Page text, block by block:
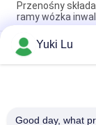
Przenośny
ramy wózka
System
dla
6082, 6061
akcesoriów
Yuki Lu
Good day, what